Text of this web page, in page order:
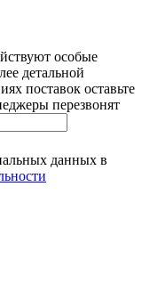
особые
детальной
поставок оставьте
перезвонят
данных в